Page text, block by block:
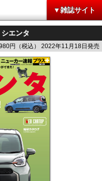
▼雑誌サイト
エンタ
円（税込） 2022年11月18日発売